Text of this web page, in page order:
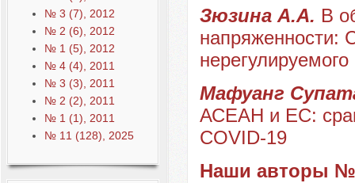
№ 3 (7), 2012
№ 2 (6), 2012
№ 1 (5), 2012
№ 4 (4), 2011
№ 3 (3), 2011
№ 2 (2), 2011
№ 1 (1), 2011
№ 11 (128), 2025
Зюзина А.А. В
напряженности:
Мафуанг
АСЕАН и ЕС:
COVID-19
Наши авторы №